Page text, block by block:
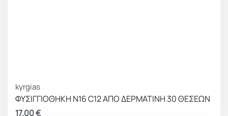
kyrgias
ΦΥΣΙΓΓΙΟΘΗΚΗ Ν16 C12 ΑΠΟ ΔΕΡΜΑΤΙΝΗ 30 ΘΕΣΕΩΝ
17.00€